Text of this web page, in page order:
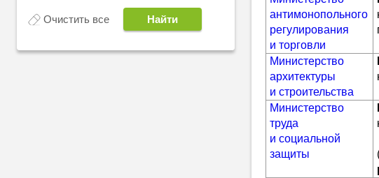
Очистить все
антимонопольного
регулирования
и торговли
Министерство
архитектуры
и строительства
Министерство
труда
и социальной
защиты